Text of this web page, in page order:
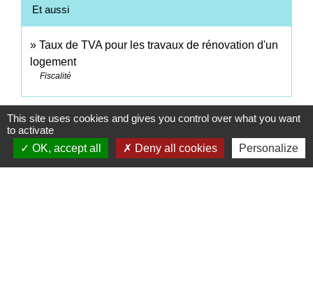
Et aussi
Taux de TVA pour les travaux de rénovation d'un
logement
Fiscalité
Signaler une erreur sur cette page
This site uses cookies and gives you control over what you want
to activate
OK, accept all
Deny all cookies Personalize